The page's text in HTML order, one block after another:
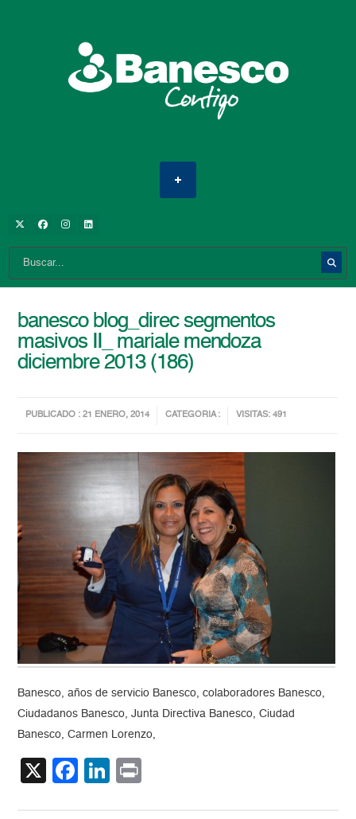
banesco blog_direc segmentos
masivos II_ mariale mendoza
diciembre 2013 (186)
PUBLICADO : 21 ENERO, 2014 CATEGORIA : VISITAS: 491
Banesco, años de servicio Banesco, colaboradores Banesco,
Ciudadanos Banesco, Junta Directiva Banesco, Ciudad
Banesco, Carmen Lorenzo,
X Facebook
LinkedIn